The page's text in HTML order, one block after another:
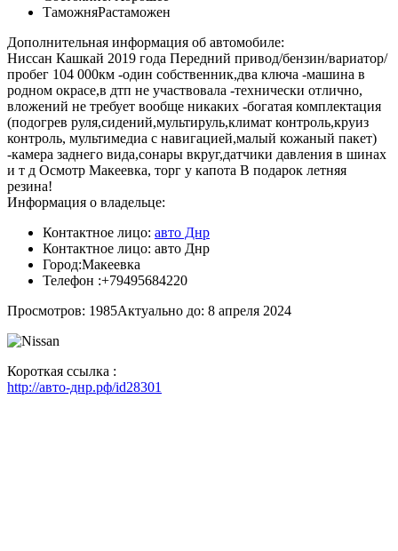
ТаможняРастаможен
Дополнительная информация об автомобиле:
Ниссан Кашкай 2019 года Передний привод/бензин/вариатор/
пробег 104 000км -один собственник,два ключа -машина в
родном окрасе,в дтп не участвовала -технически отлично,
вложений не требует вообще никаких -богатая комплектация
(подогрев руля,сидений,мультируль,климат контроль,круиз
контроль, мультимедиа с навигацией,малый кожаный пакет)
-камера заднего вида,сонары вкруг,датчики давления в шинах
и т д Осмотр Макеевка, торг у капота В подарок летняя
резина!
Информация о владельце:
Контактное лицо: авто Днр
Контактное лицо: авто Днр
Город:Макеевка
Телефон :+79495684220
Просмотров: 1985Актуально до: 8 апреля 2024
Короткая ссылка :
http://авто-днр.рф/id28301